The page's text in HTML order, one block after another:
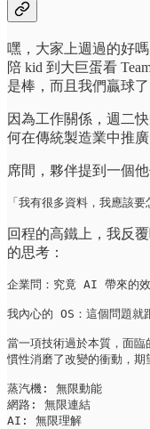
嘿，大家上週過的好
陪 kid 到大巨蛋看
是棒，而且我們贏球了
因為工作關係，週二
何在傳統製造業中推廣
席間，夥伴提到一個
「我有很多資料，我應該
回程的高鐵上，我反
的思考：
企業問：究竟 AI 帶來的
我內心的 OS：這個問題
當一項技術過於本質，面臨
慣性消磨了改變的衝動，
蒸汽機: 無限動能
網路: 無限連結
AI: 無限理解